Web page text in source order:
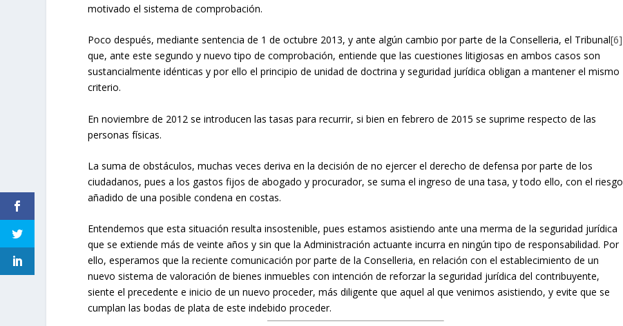
motivado el sistema de comprobación.
Poco después, mediante sentencia de 1 de octubre 2013, y ante algún cambio por parte de la Conselleria, el Tribunal[6]
que, ante este segundo y nuevo tipo de comprobación, entiende que las cuestiones litigiosas en ambos casos son
sustancialmente idénticas y por ello el principio de unidad de doctrina y seguridad jurídica obligan a mantener el mismo
criterio.
En noviembre de 2012 se introducen las tasas para recurrir, si bien en febrero de 2015 se suprime respecto de las
personas físicas.
La suma de obstáculos, muchas veces deriva en la decisión de no ejercer el derecho de defensa por parte de los
ciudadanos, pues a los gastos fijos de abogado y procurador, se suma el ingreso de una tasa, y todo ello, con el riesgo
añadido de una posible condena en costas.
Entendemos que esta situación resulta insostenible, pues estamos asistiendo ante una merma de la seguridad jurídica
que se extiende más de veinte años y sin que la Administración actuante incurra en ningún tipo de responsabilidad. Por
ello, esperamos que la reciente comunicación por parte de la Conselleria, en relación con el establecimiento de un
nuevo sistema de valoración de bienes inmuebles con intención de reforzar la seguridad jurídica del contribuyente,
siente el precedente e inicio de un nuevo proceder, más diligente que aquel al que venimos asistiendo, y evite que se
cumplan las bodas de plata de este indebido proceder.